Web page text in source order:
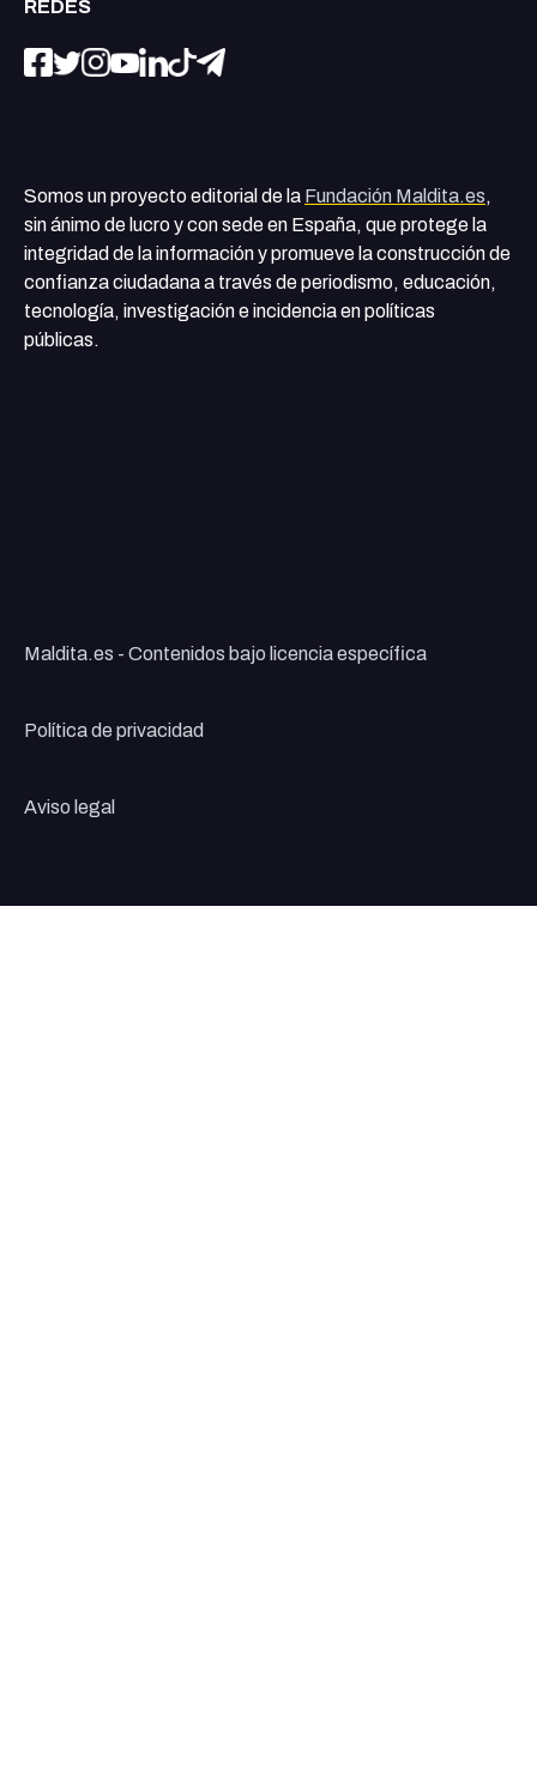
REDES
Somos un proyecto editorial de la Fundación Maldita.es,
sin ánimo de lucro y con sede en España, que protege la
integridad de la información y promueve la construcción de
confianza ciudadana a través de periodismo, educación,
tecnología, investigación e incidencia en políticas
públicas.
Maldita.es - Contenidos bajo licencia específica
Política de privacidad
Aviso legal